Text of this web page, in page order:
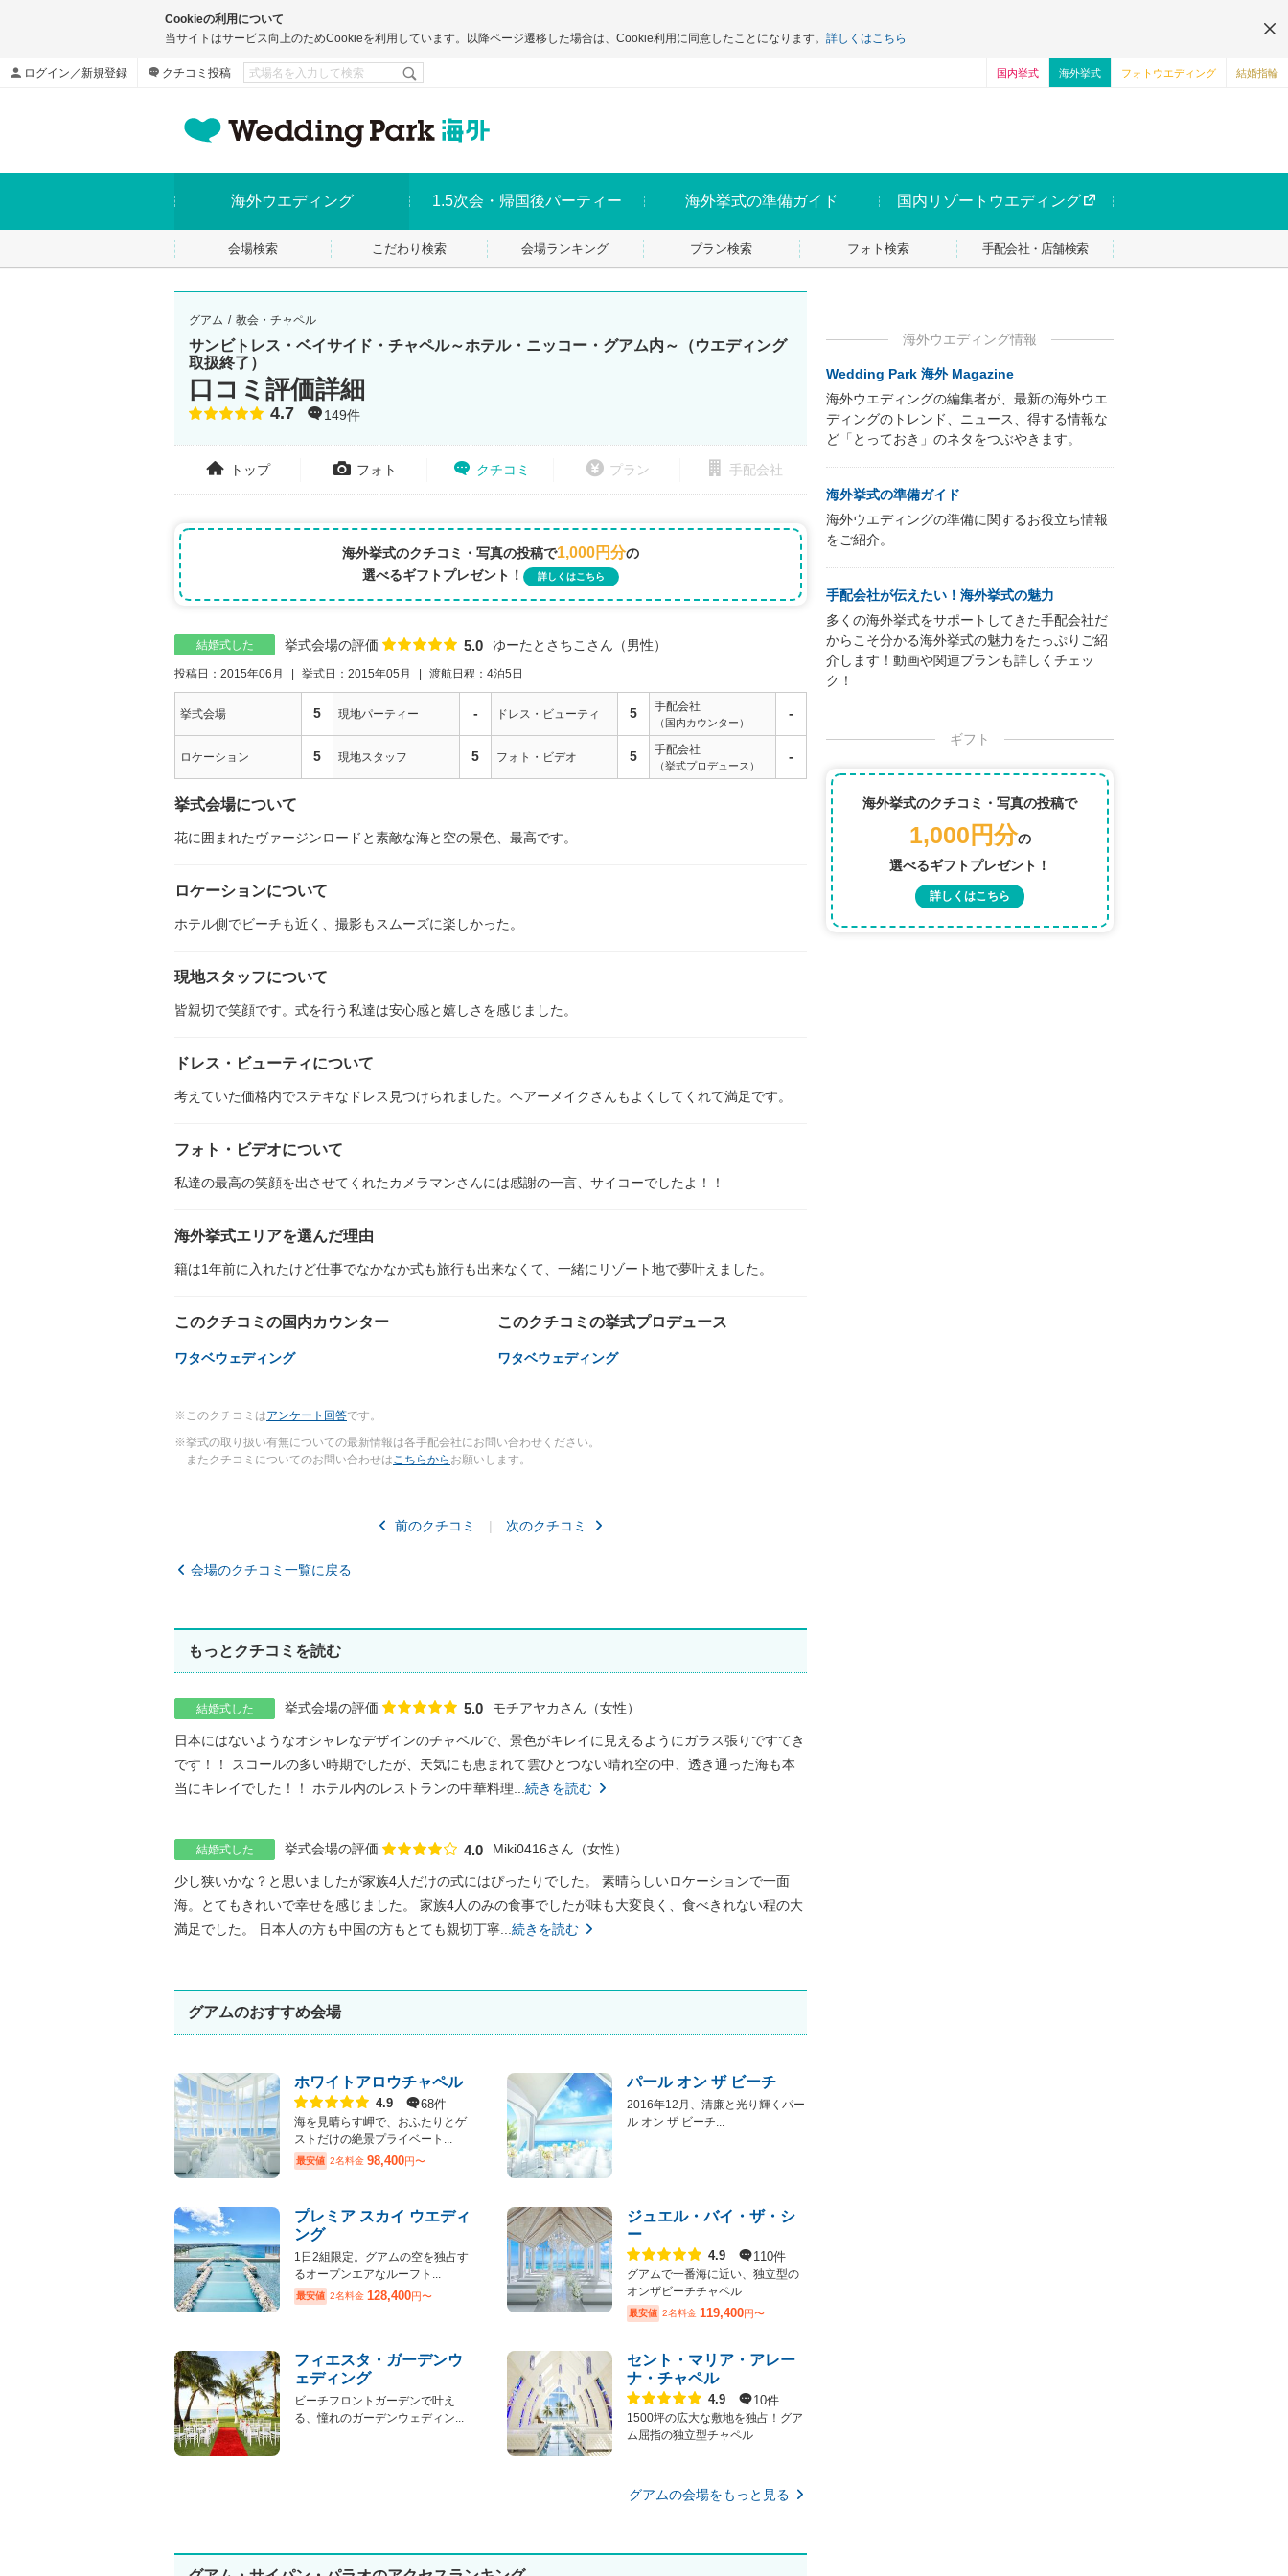
Cookieの利用について
当サイトはサービス向上のためCookieを利用しています。以降ページ遷移した場合は、Cookie利用に同意したことになります。 詳しくはこちら
ログイン／新規登録 クチコミ投稿 国内挙式 海外挙式 フォトウエディング 結婚指輪
海外ウエディング 1.5次会・帰国後パーティー 海外挙式の準備ガイド 国内リゾートウエディング
会場検索 こだわり検索 会場ランキング プラン検索 フォト検索 手配会社・店舗検索
グアム 教会・チャペル
サンビトレス・ベイサイド・チャペル～ホテル・ニッコー・グアム内～（ウエディング
取扱終了）
口コミ評価詳細
点数
4.7 149件
トップ フォト クチコミ プラン 手配会社
海外挙式のクチコミ・写真の投稿で1,000円分の
選べるギフトプレゼント！
詳しくはこちら
結婚式した 挙式会場の評価 点数
5.0 ゆーたとさちこさん 男性
投稿日：2015年06月 挙式日：2015年05月 渡航日程：4泊5日
挙式会場 5 現地パーティー - ドレス・ビューティ 5 手配会社
（国内カウンター）
-
ロケーション 5 現地スタッフ 5 フォト・ビデオ 5 手配会社
（挙式プロデュース）
-
挙式会場について
花に囲まれたヴァージンロードと素敵な海と空の景色、最高です。
ロケーションについて
ホテル側でビーチも近く、撮影もスムーズに楽しかった。
現地スタッフについて
皆親切で笑顔です。式を行う私達は安心感と嬉しさを感じました。
ドレス・ビューティについて
考えていた価格内でステキなドレス見つけられました。ヘアーメイクさんもよくしてくれて満足です。
フォト・ビデオについて
私達の最高の笑顔を出させてくれたカメラマンさんには感謝の一言、サイコーでしたよ！！
海外挙式エリアを選んだ理由
籍は1年前に入れたけど仕事でなかなか式も旅行も出来なくて、一緒にリゾート地で夢叶えました。
このクチコミの国内カウンター
ワタベウェディング
このクチコミの挙式プロデュース
ワタベウェディング
※このクチコミはアンケート回答です。
※挙式の取り扱い有無についての最新情報は各手配会社にお問い合わせください。
またクチコミについてのお問い合わせはこちらから お願いします。
前のクチコミ 次のクチコミ
会場のクチコミ一覧に戻る
もっとクチコミを読む
結婚式した 挙式会場の評価 点数
5.0 モチアヤカさん 女性
日本にはないようなオシャレなデザインのチャペルで、景色がキレイに見えるようにガラス張りですてき
です！！ スコールの多い時期でしたが、天気にも恵まれて雲ひとつない晴れ空の中、透き通った海も本
当にキレイでした！！ ホテル内のレストランの中華料理... 続きを読む
結婚式した 挙式会場の評価 点数
4.0 Miki0416さん 女性
少し狭いかな？と思いましたが家族4人だけの式にはぴったりでした。 素晴らしいロケーションで一面
海。とてもきれいで幸せを感じました。 家族4人のみの食事でしたが味も大変良く、食べきれない程の大
満足でした。 日本人の方も中国の方もとても親切丁寧... 続きを読む
グアムのおすすめ会場
ホワイトアロウチャペル
点数
4.9 68件
海を見晴らす岬で、おふたりとゲ
ストだけの絶景プライベート...
最安値 2名料金 98,400円〜
パール オン ザ ビーチ
2016年12月、清廉と光り輝くパー
ル オン ザ ビーチ...
プレミア スカイ ウエディ
ング
1日2組限定。グアムの空を独占す
るオープンエアなルーフト...
最安値 2名料金 128,400円〜
ジュエル・バイ・ザ・シ
ー
点数
4.9 110件
グアムで一番海に近い、独立型の
オンザビーチチャペル
最安値 2名料金 119,400円〜
フィエスタ・ガーデンウ
ェディング
ビーチフロントガーデンで叶え
る、憧れのガーデンウェディン...
セント・マリア・アレー
ナ・チャペル
点数
4.9 10件
1500坪の広大な敷地を独占！グア
ム屈指の独立型チャペル
グアムの会場をもっと見る
海外ウエディング情報
Wedding Park 海外 Magazine
海外ウエディングの編集者が、最新の海外ウエ
ディングのトレンド、ニュース、得する情報な
ど「とっておき」のネタをつぶやきます。
海外挙式の準備ガイド
海外ウエディングの準備に関するお役立ち情報
をご紹介。
手配会社が伝えたい！海外挙式の魅力
多くの海外挙式をサポートしてきた手配会社だ
からこそ分かる海外挙式の魅力をたっぷりご紹
介します！動画や関連プランも詳しくチェッ
ク！
ギフト
海外挙式のクチコミ・写真の投稿で
1,000円分の
選べるギフトプレゼント！
詳しくはこちら